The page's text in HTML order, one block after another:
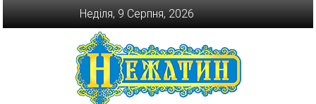
Неділя, 9 Серпня, 2026